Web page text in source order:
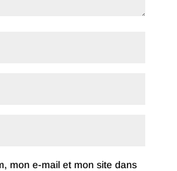
mon e-mail et mon site dans